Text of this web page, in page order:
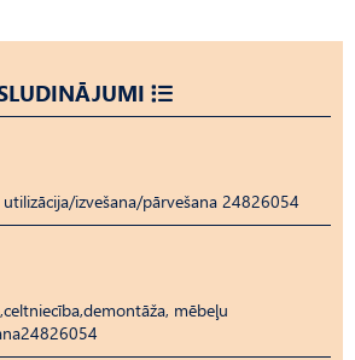
izvešana/pārvešana 24826054
mēbeļu